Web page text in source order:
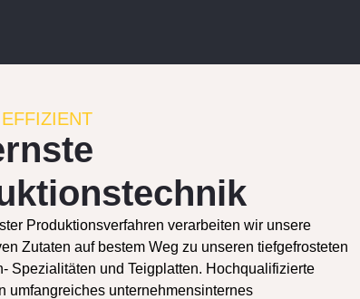
Produktionsverfahren verarbeiten wir unsere
Zutaten auf bestem Weg zu unseren tiefgefrosteten
Spezialitäten und Teigplatten. Hochqualifizierte
umfangreiches unternehmensinternes